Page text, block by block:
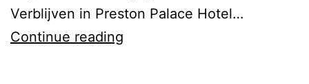
Verblijven in Preston Palace Hotel…
Continue reading